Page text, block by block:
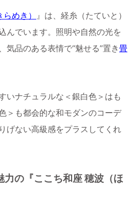
めき）
』は、経糸（たていと）
んでいます。照明や自然の光を
気品のある表情で“魅せる”置き畳
いナチュラルな＜銀白色＞はも
＞も都会的な和モダンのコーデ
げない高級感をプラスしてくれ
の『ここち和座 穂波（ほ